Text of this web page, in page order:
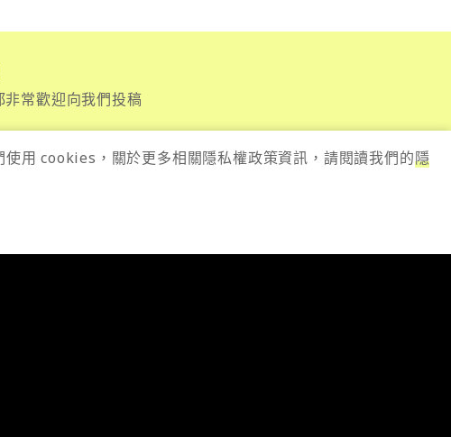
常歡迎向我們投稿
用 cookies，關於更多相關隱私權政策資訊，請閱讀我們的隱